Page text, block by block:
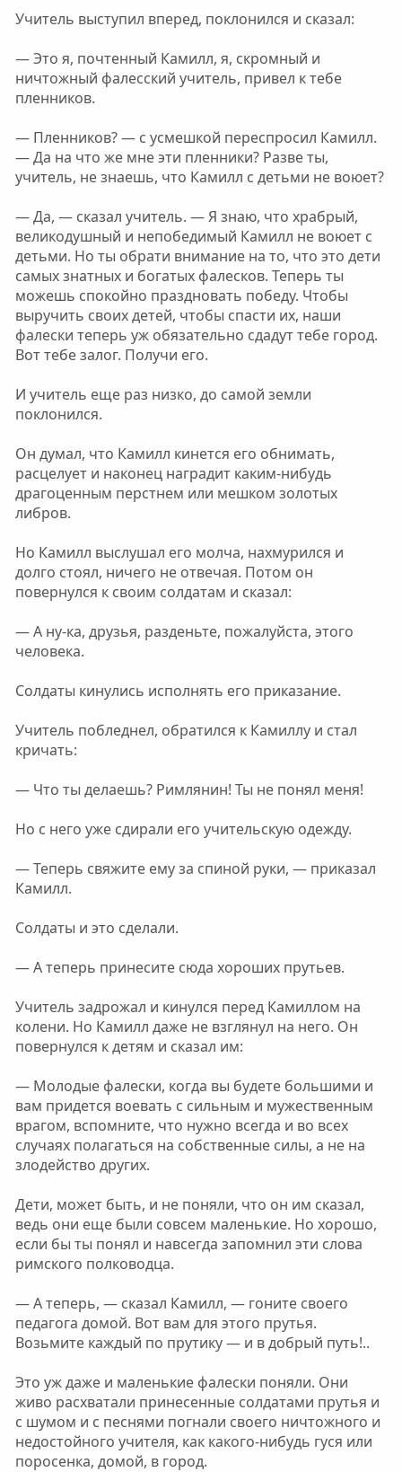
Учитель выступил вперед, поклонился и сказал:
— Это я, почтенный Камилл, я, скромный и
ничтожный фалесский учитель, привел к тебе
пленников.
— Пленников? — с усмешкой переспросил Камилл.
— Да на что же мне эти пленники? Разве ты,
учитель, не знаешь, что Камилл с детьми не воюет?
— Да, — сказал учитель. — Я знаю, что храбрый,
великодушный и непобедимый Камилл не воюет с
детьми. Но ты обрати внимание на то, что это дети
самых знатных и богатых фалесков. Теперь ты
можешь спокойно праздновать победу. Чтобы
выручить своих детей, чтобы спасти их, наши
фалески теперь уж обязательно сдадут тебе город.
Вот тебе залог. Получи его.
И учитель еще раз низко, до самой земли
поклонился.
Он думал, что Камилл кинется его обнимать,
расцелует и наконец наградит каким-нибудь
драгоценным перстнем или мешком золотых
либров.
Но Камилл выслушал его молча, нахмурился и
долго стоял, ничего не отвечая. Потом он
повернулся к своим солдатам и сказал:
— А ну-ка, друзья, разденьте, пожалуйста, этого
человека.
Солдаты кинулись исполнять его приказание.
Учитель побледнел, обратился к Камиллу и стал
кричать:
— Что ты делаешь? Римлянин! Ты не понял меня!
Но с него уже сдирали его учительскую одежду.
— Теперь свяжите ему за спиной руки, — приказал
Камилл.
Солдаты и это сделали.
— А теперь принесите сюда хороших прутьев.
Учитель задрожал и кинулся перед Камиллом на
колени. Но Камилл даже не взглянул на него. Он
повернулся к детям и сказал им:
— Молодые фалески, когда вы будете большими и
вам придется воевать с сильным и мужественным
врагом, вспомните, что нужно всегда и во всех
случаях полагаться на собственные силы, а не на
злодейство других.
Дети, может быть, и не поняли, что он им сказал,
ведь они еще были совсем маленькие. Но хорошо,
если бы ты понял и навсегда запомнил эти слова
римского полководца.
— А теперь, — сказал Камилл, — гоните своего
педагога домой. Вот вам для этого прутья.
Возьмите каждый по прутику — и в добрый путь!..
Это уж даже и маленькие фалески поняли. Они
живо расхватали принесенные солдатами прутья и
с шумом и с песнями погнали своего ничтожного и
недостойного учителя, как какого-нибудь гуся или
поросенка, домой, в город.